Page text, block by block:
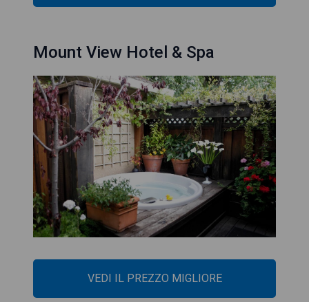
Mount View Hotel & Spa
VEDI IL PREZZO MIGLIORE